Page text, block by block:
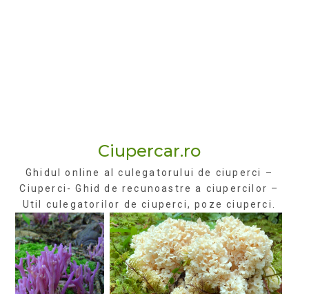
Ciupercar.ro
Ghidul online al culegatorului de ciuperci –
Ciuperci- Ghid de recunoastre a ciupercilor –
Util culegatorilor de ciuperci, poze ciuperci.